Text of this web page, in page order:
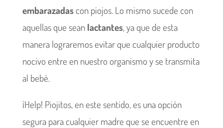
embarazadascon piojos. Lo mismo sucede con
aquellas que sean lactantes, ya que de esta
manera lograremos evitar que cualquier producto
nocivo entre en nuestro organismo y se transmita
al bebé.
¡Help! Piojitos, en este sentido, es una opción
segura para cualquier madre que se encuentre en